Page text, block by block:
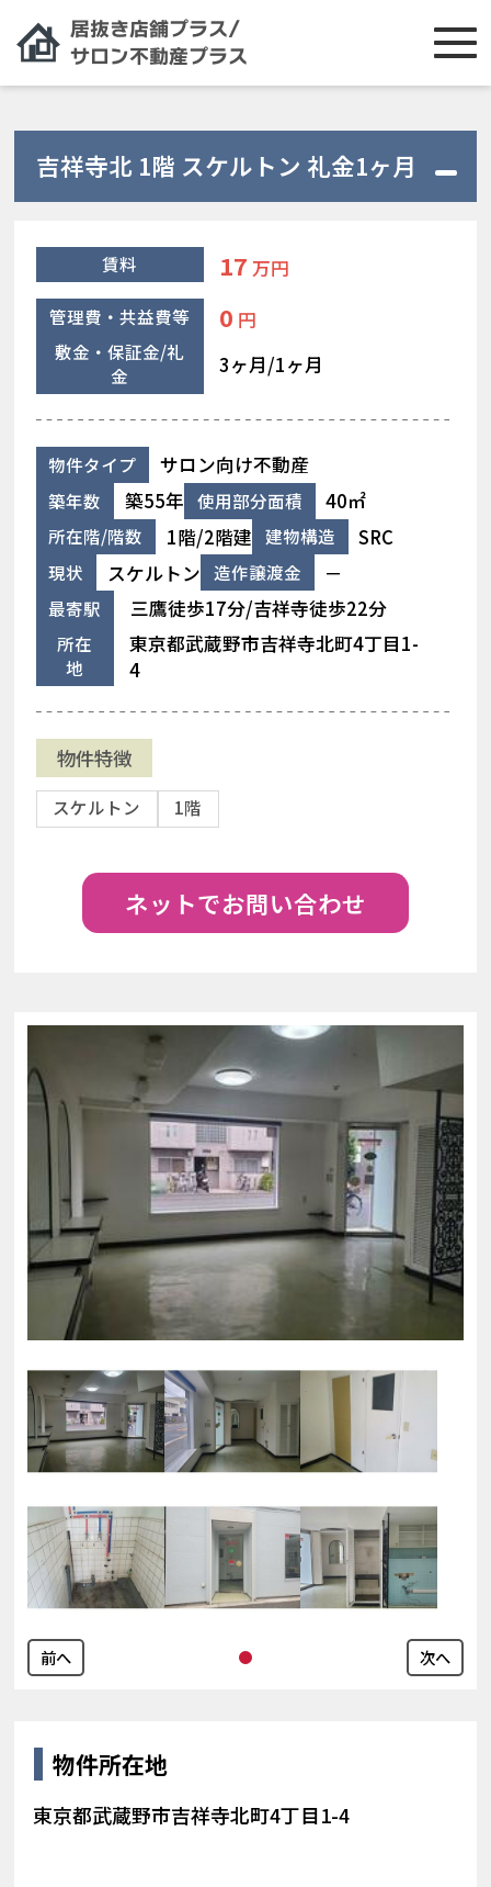
吉祥寺北 1階 スケルトン 礼金1ヶ月
賃料 17 万円
管理費・共益費等 0 円
敷金・保証金/礼
金
3ヶ月/1ヶ月
物件タイプ サロン向け不動産
築年数 築55年 使用部分面積 40㎡
所在階/階数 1階/2階建 建物構造 SRC
現状 スケルトン 造作譲渡金 －
最寄駅 三鷹徒歩17分/吉祥寺徒歩22分
所在
地
東京都武蔵野市吉祥寺北町4丁目1-
4
物件特徴
スケルトン 1階
ネットでお問い合わせ
前へ 次へ
物件所在地
東京都武蔵野市吉祥寺北町4丁目1-4